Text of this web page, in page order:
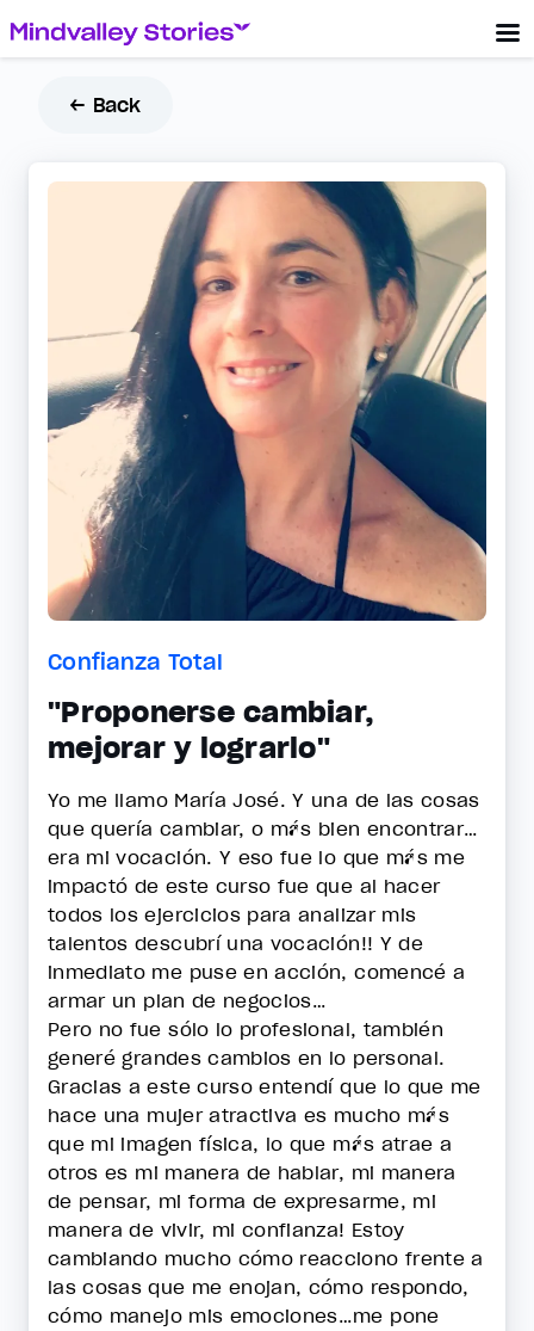
← Back
Confianza Total
"Proponerse cambiar,
mejorar y lograrlo"
Yo me llamo María José. Y una de las cosas
que quería cambiar, o más bien encontrar…
era mi vocación. Y eso fue lo que más me
impactó de este curso fue que al hacer
todos los ejercicios para analizar mis
talentos descubrí una vocación!! Y de
inmediato me puse en acción, comencé a
armar un plan de negocios…
Pero no fue sólo lo profesional, también
generé grandes cambios en lo personal.
Gracias a este curso entendí que lo que me
hace una mujer atractiva es mucho más
que mi imagen física, lo que más atrae a
otros es mi manera de hablar, mi manera
de pensar, mi forma de expresarme, mi
manera de vivir, mi confianza! Estoy
cambiando mucho cómo reacciono frente a
las cosas que me enojan, cómo respondo,
cómo manejo mis emociones…me pone